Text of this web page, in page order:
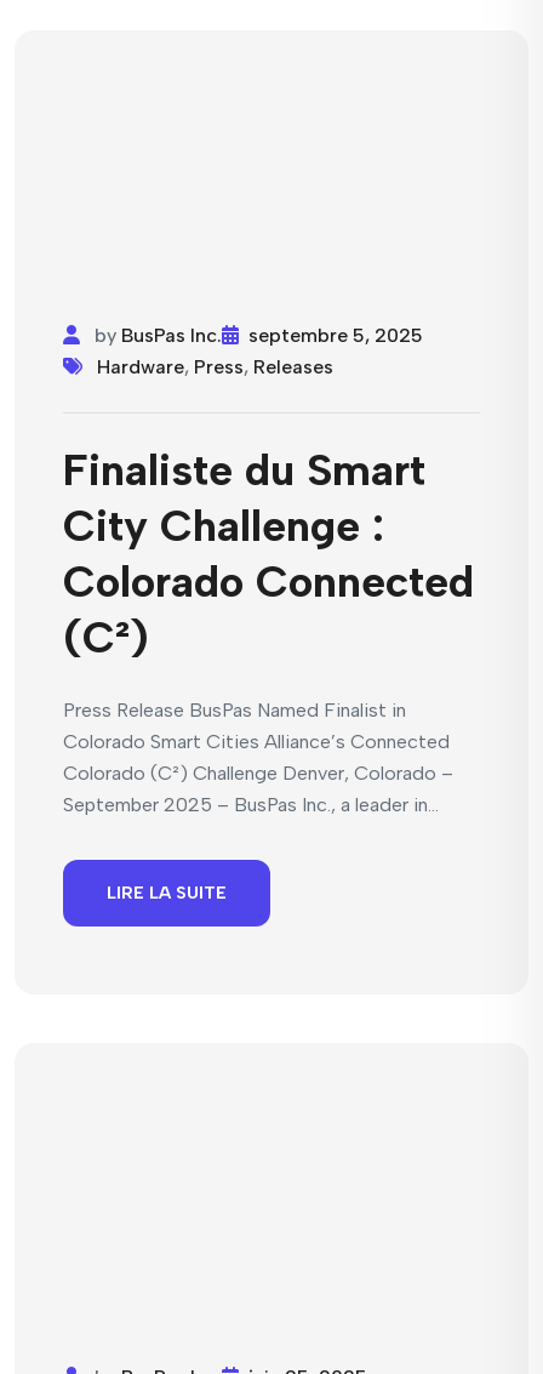
by BusPas Inc.
septembre 5, 2025
Hardware, Press, Releases
Finaliste du Smart
City Challenge :
Colorado Connected
(C²)
Press Release BusPas Named Finalist in
Colorado Smart Cities Alliance’s Connected
Colorado (C²) Challenge Denver, Colorado –
September 2025 – BusPas Inc., a leader in...
LIRE LA SUITE